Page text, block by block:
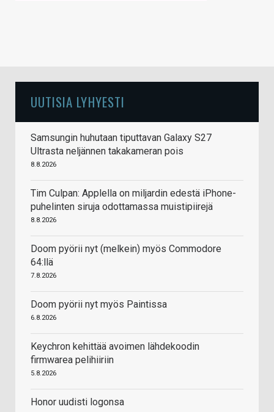
UUTISIA LYHYESTI
Samsungin huhutaan tiputtavan Galaxy S27
Ultrasta neljännen takakameran pois
8.8.2026
Tim Culpan: Applella on miljardin edestä iPhone-
puhelinten siruja odottamassa muistipiirejä
8.8.2026
Doom pyörii nyt (melkein) myös Commodore
64:llä
7.8.2026
Doom pyörii nyt myös Paintissa
6.8.2026
Keychron kehittää avoimen lähdekoodin
firmwarea pelihiiriin
5.8.2026
Honor uudisti logonsa